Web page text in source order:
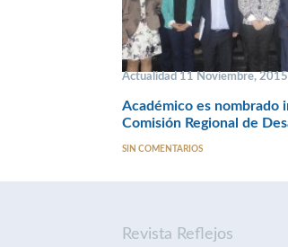
Actualidad 11 Noviembre, 2015
Académico es nombrado
Comisión Regional de
SIN COMENTARIOS
Revista Reflejos